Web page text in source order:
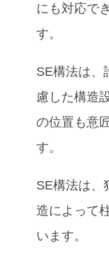
にも対応で
す。
SE構法は、
慮した構造
の位置も意
す。
SE構法は、
造によって
います。